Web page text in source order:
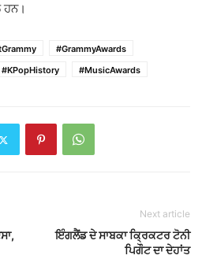
ਹਨ।
#GrammyAwards
#KPopHistory #MusicAwards
Next article
ਇੰਗਲੈਂਡ ਦੇ ਸਾਬਕਾ ਕ੍ਰਿਕਟਰ ਟੋਨੀ
ਪਿਗੌਟ ਦਾ ਦੇਹਾਂਤ